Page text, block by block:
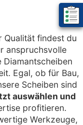
Mein
Qualität findest du
anspruchsvolle
Diamantscheiben
Egal, ob für Bau,
Scheiben sind
auswählen und
profitieren.
Werkzeuge,